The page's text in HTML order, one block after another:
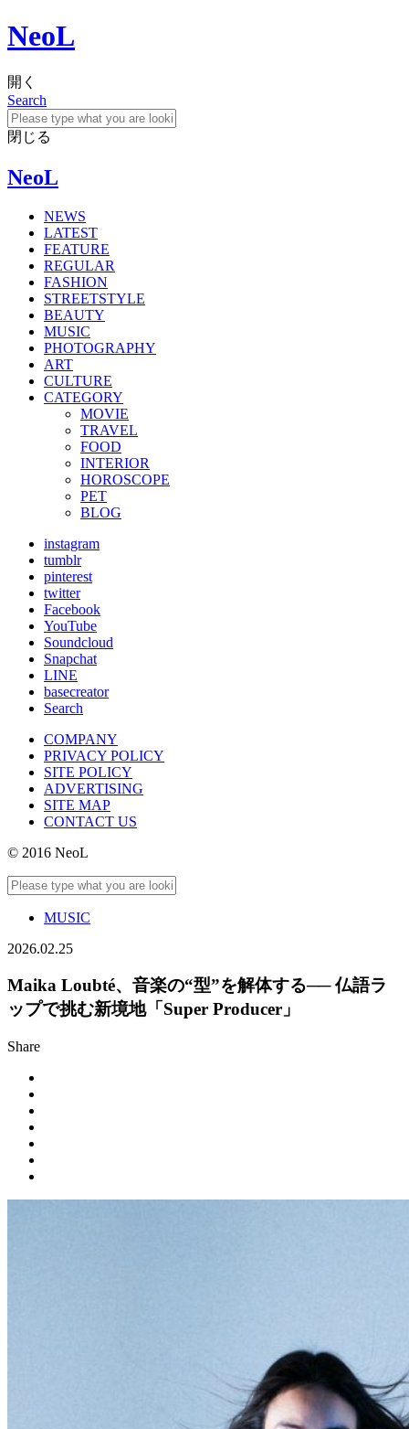
NeoL
開く
Search
閉じる
NeoL
NEWS
LATEST
FEATURE
REGULAR
FASHION
STREETSTYLE
BEAUTY
MUSIC
PHOTOGRAPHY
ART
CULTURE
CATEGORY
MOVIE
TRAVEL
FOOD
INTERIOR
HOROSCOPE
PET
BLOG
instagram
tumblr
pinterest
twitter
Facebook
YouTube
Soundcloud
Snapchat
LINE
basecreator
Search
COMPANY
PRIVACY POLICY
SITE POLICY
ADVERTISING
SITE MAP
CONTACT US
© 2016 NeoL
MUSIC
2026.02.25
Maika Loubté、音楽の“型”を解体する── 仏語ラ
ップで挑む新境地「Super Producer」
Share